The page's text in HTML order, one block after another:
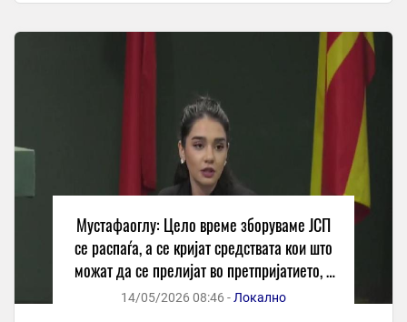
Мустафаоглу: Цело време зборуваме ЈСП
се распаѓа, а се кријат средствата кои што
можат да се прелијат во претпријатието, а
ги даваме на приватна фирма
14/05/2026 08:46 - Локално